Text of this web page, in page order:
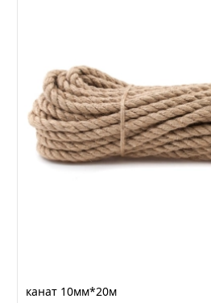
канат 10мм*20м